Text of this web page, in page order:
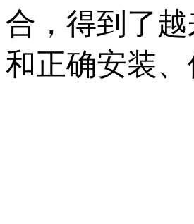
合，得到了
和正确安装